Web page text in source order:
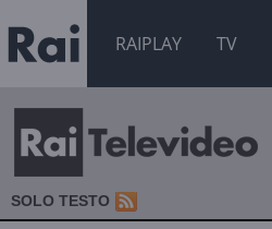
RAIPLAY TV
SOLO TESTO